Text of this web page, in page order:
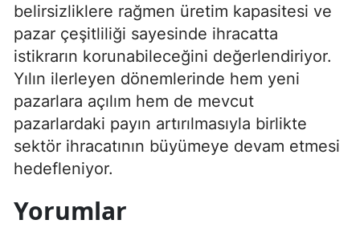
belirsizliklere rağmen üretim kapasitesi ve
pazar çeşitliliği sayesinde ihracatta
istikrarın korunabileceğini değerlendiriyor.
Yılın ilerleyen dönemlerinde hem yeni
pazarlara açılım hem de mevcut
pazarlardaki payın artırılmasıyla birlikte
sektör ihracatının büyümeye devam etmesi
hedefleniyor.
Yorumlar